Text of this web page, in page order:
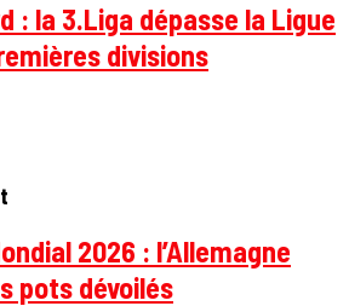
: la 3.Liga dépasse la Ligue
divisions
2026 : l’Allemagne
pots dévoilés